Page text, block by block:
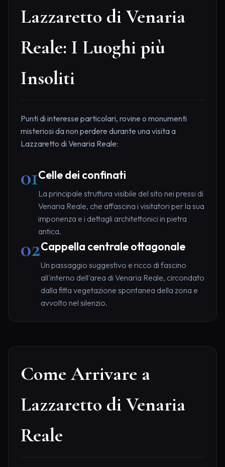
Lazzaretto di Venaria
Reale: I Luoghi più
Insoliti
Punti di interesse particolari, rovine o monumenti
misteriosi da non perdere durante una visita a
Lazzaretto di Venaria Reale:
01Celle dei confinati
La principale struttura visibile del sito nei pressi di
Venaria Reale, che affascina i visitatori per la sua
imponenza e i dettagli architettonici in pietra
antica.
02Cappella centrale ottagonale
Un passaggio suggestivo e ricco di fascino
all'interno dell'area di Venaria Reale, circondato
dalla fitta vegetazione spontanea della zona e
avvolto nel silenzio.
Come Arrivare a
Lazzaretto di Venaria
Reale